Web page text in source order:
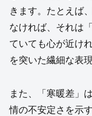
きます。たとえば
なければ、それは
ていても心が近け
を突いた繊細な表現
また、「寒暖差」
情の不安定さを示